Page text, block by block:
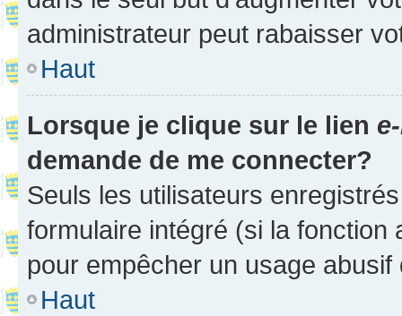
administrateur peut rabaisser
Haut
Lorsque je clique sur le lien
demande de me connecter?
Seuls les utilisateurs
formulaire intégré (si la fonction
pour empêcher un usage
Haut